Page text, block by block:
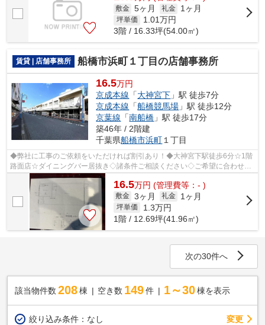
敷金 5ヶ月 礼金 1ヶ月
坪単価 1.01万円
3階 / 16.33坪(54.00㎡)
賃貸 | 店舗事務所 船橋市浜町１丁目の店舗事務所
16.5万円
京成本線 「大神宮下 」駅 徒歩7分
京成本線 「船橋競馬場 」駅 徒歩12分
京葉線 「南船橋 」駅 徒歩17分
築46年 / 2階建
千葉県船橋市浜町 １丁目
◆弊社に工事のご依頼をいただければ割引あり！◆大神宮下駅徒歩6分☆1階
路面店☆ダイニングバー居抜き◇諸条件ご相談ください◇ご希望に合わせて
物件のご提案が可能です◇お気軽にお問い合わ...
16.5万円 (管理費等：- )
敷金 3ヶ月 礼金 1ヶ月
坪単価 1.3万円
1階 / 12.69坪(41.96㎡)
次の30件へ
該当物件数 208棟 空き数 149 件 1～30 棟を表示
絞り込み条件： なし 変更